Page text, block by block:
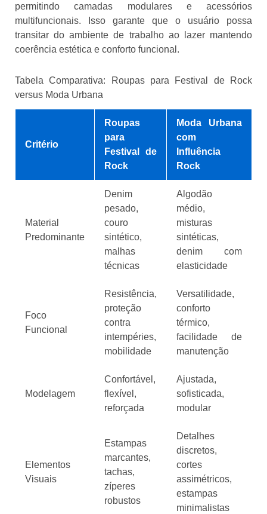
permitindo camadas modulares e acessórios
multifuncionais. Isso garante que o usuário possa
transitar do ambiente de trabalho ao lazer mantendo
coerência estética e conforto funcional.
Tabela Comparativa: Roupas para Festival de Rock
versus Moda Urbana
Critério
Roupas
para
Festival de
Rock
Moda Urbana
com
Influência
Rock
Material
Predominante
Denim
pesado,
couro
sintético,
malhas
técnicas
Algodão
médio,
misturas
sintéticas,
denim com
elasticidade
Foco
Funcional
Resistência,
proteção
contra
intempéries,
mobilidade
Versatilidade,
conforto
térmico,
facilidade de
manutenção
Modelagem
Confortável,
flexível,
reforçada
Ajustada,
sofisticada,
modular
Elementos
Visuais
Estampas
marcantes,
tachas,
zíperes
robustos
Detalhes
discretos,
cortes
assimétricos,
estampas
minimalistas